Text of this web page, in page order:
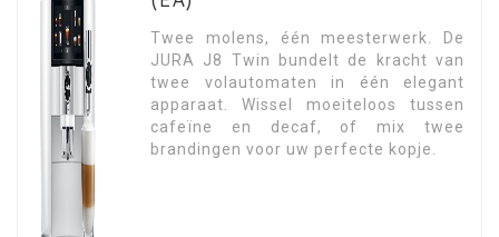
Twee molens, één meesterwerk. De
JURA J8 Twin bundelt de kracht van
twee volautomaten in één elegant
apparaat. Wissel moeiteloos tussen
cafeïne en decaf, of mix twee
brandingen voor uw perfecte kopje.